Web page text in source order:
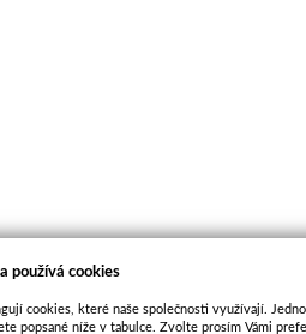
používá cookies
cookies, které naše společnosti využívají.
popsané níže v tabulce. Zvolte prosím Vámi